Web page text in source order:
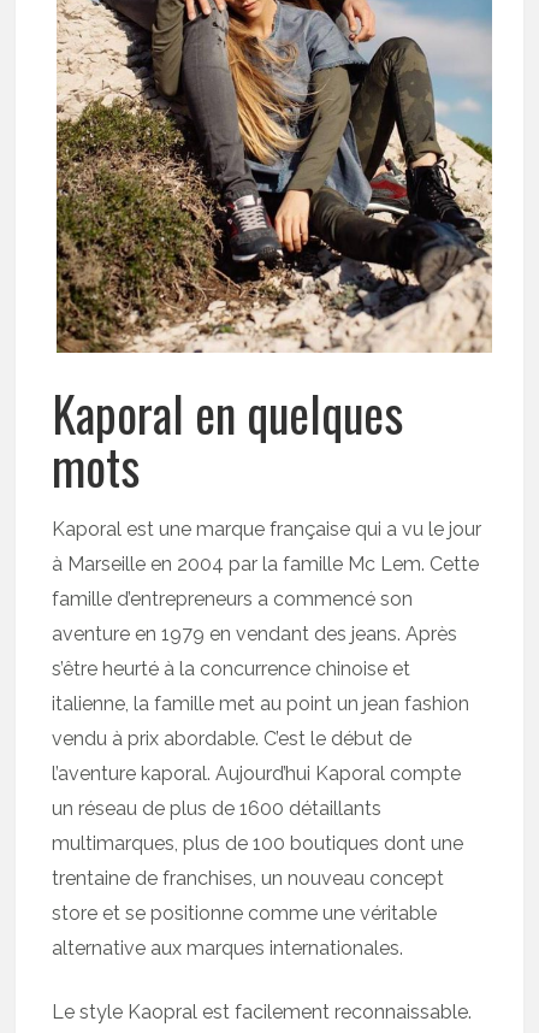
Kaporal en quelques
mots
Kaporal est une marque française qui a vu le jour
à Marseille en 2004 par la famille Mc Lem. Cette
famille d’entrepreneurs a commencé son
aventure en 1979 en vendant des jeans. Après
s’être heurté à la concurrence chinoise et
italienne, la famille met au point un jean fashion
vendu à prix abordable. C’est le début de
l’aventure kaporal. Aujourd’hui Kaporal compte
un réseau de plus de 1600 détaillants
multimarques, plus de 100 boutiques dont une
trentaine de franchises, un nouveau concept
store et se positionne comme une véritable
alternative aux marques internationales.
Le style Kaopral est facilement reconnaissable.